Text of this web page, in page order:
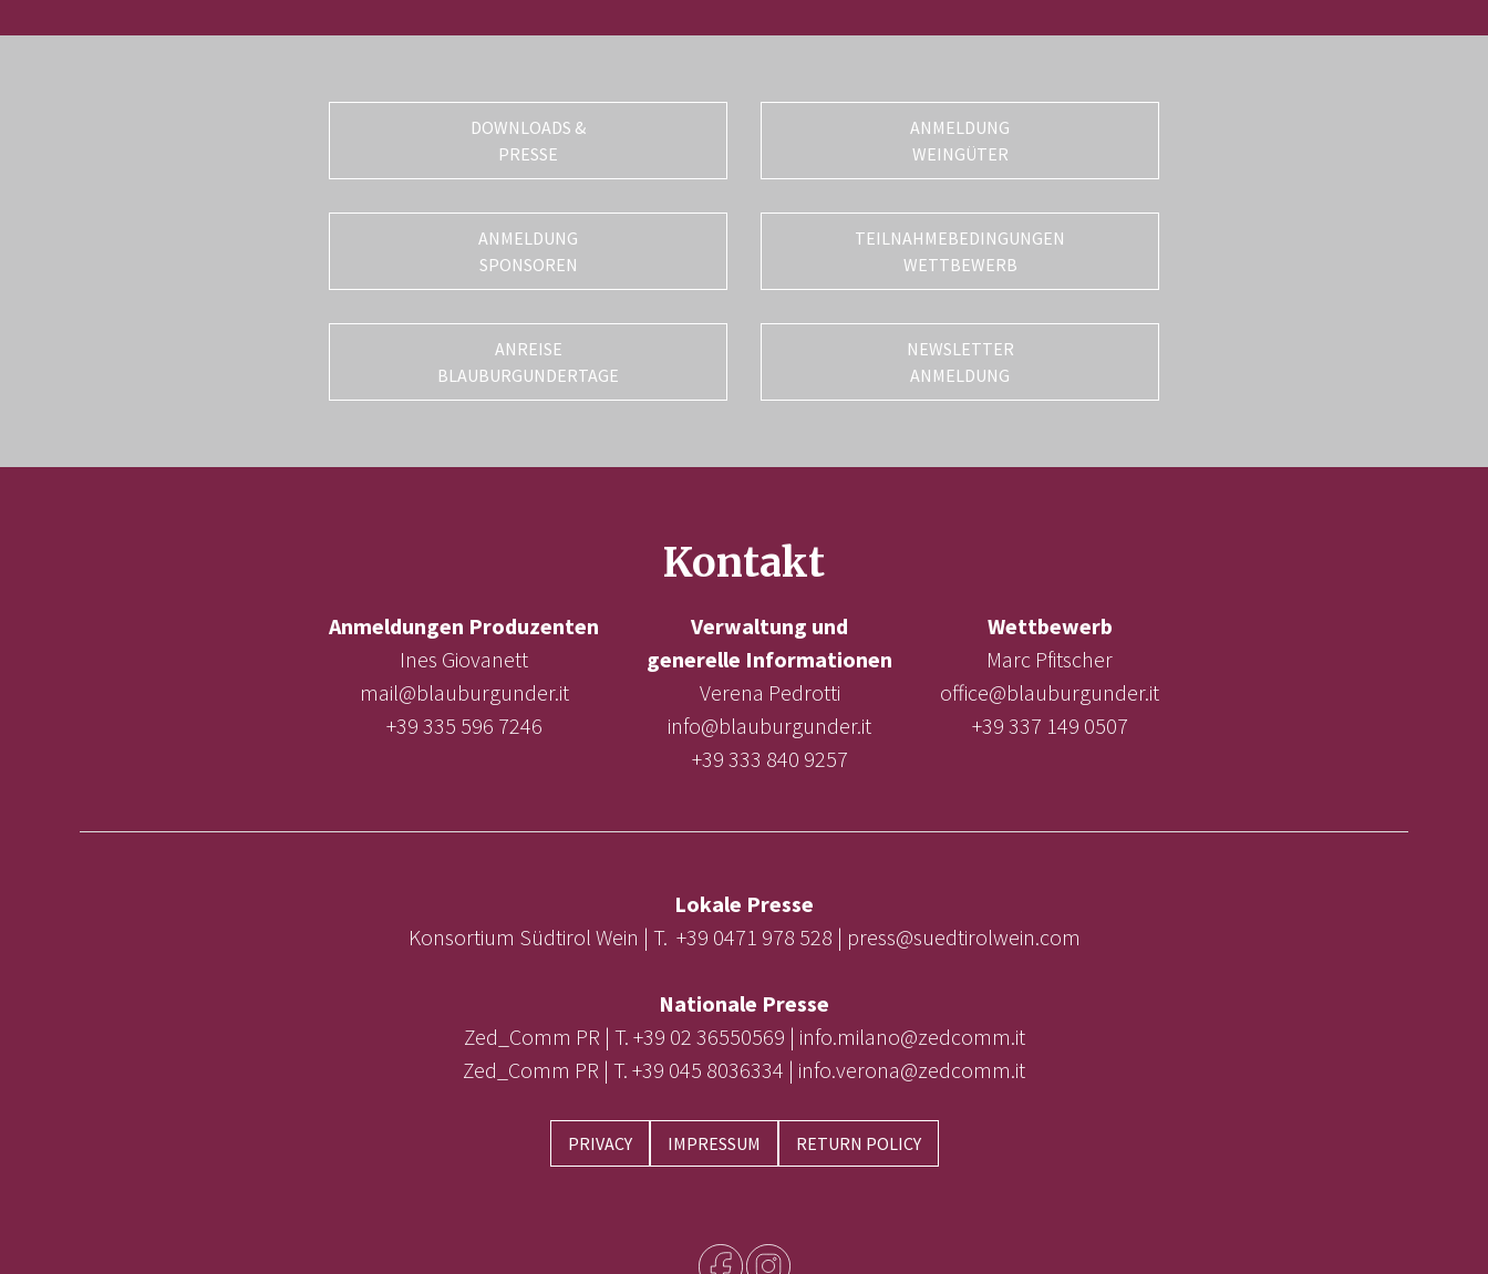
DOWNLOADS &
PRESSE
ANMELDUNG
WEINGÜTER
ANMELDUNG
SPONSOREN
TEILNAHMEBEDINGUNGEN
WETTBEWERB
ANREISE
BLAUBURGUNDERTAGE
NEWSLETTER
ANMELDUNG
Kontakt
Anmeldungen Produzenten
Ines Giovanett
mail@blauburgunder.it
+39 335 596 7246
Verwaltung und
generelle Informationen
Verena Pedrotti
info@blauburgunder.it
+39 333 840 9257
Wettbewerb
Marc Pfitscher
office@blauburgunder.it
+39 337 149 0507
Lokale Presse
Konsortium Südtirol Wein | T. +39 0471 978 528 | press@suedtirolwein.com
Nationale Presse
Zed_Comm PR | T. +39 02 36550569 | info.milano@zedcomm.it
Zed_Comm PR | T. +39 045 8036334 | info.verona@zedcomm.it
PRIVACY IMPRESSUM RETURN POLICY